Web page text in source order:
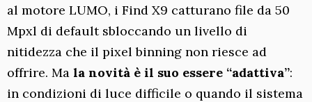
al motore LUMO, i Find X9 catturano file da 50
Mpxl di default sbloccando un livello di
nitidezza che il pixel binning non riesce ad
offrire. Ma la novità è il suo essere “adattiva”:
in condizioni di luce difficile o quando il sistema